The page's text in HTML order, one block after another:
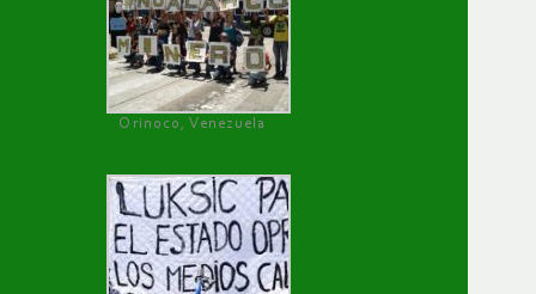
Orinoco, Venezuela